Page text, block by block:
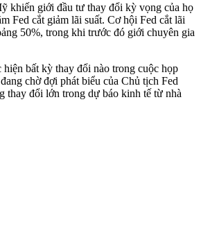
khiến giới đầu tư thay đổi kỳ vọng của họ
Fed cắt giảm lãi suất. Cơ hội Fed cắt lãi
50%, trong khi trước đó giới chuyên gia
bất kỳ thay đổi nào trong cuộc họp
chờ đợi phát biểu của Chủ tịch Fed
thay đổi lớn trong dự báo kinh tế từ nhà